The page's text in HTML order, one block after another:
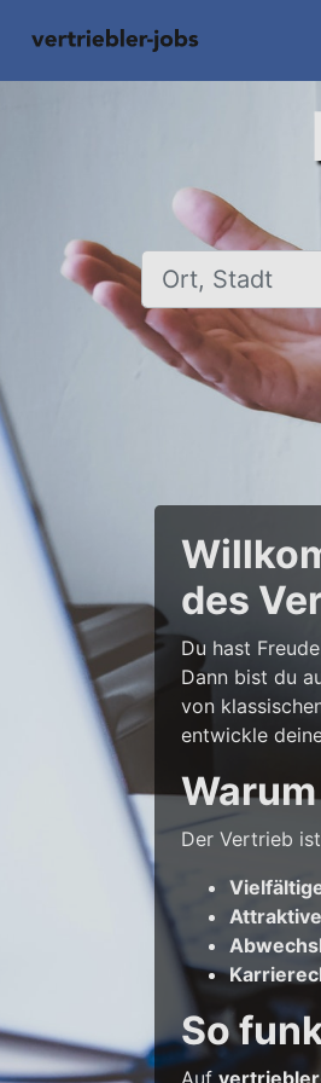
Ort, Stadt
des
Du hast
Dann bist du
von
entwickle
Der Vertrieb
So